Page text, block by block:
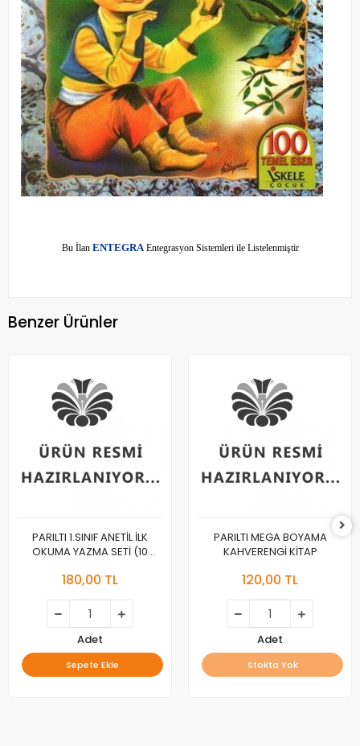
Bu İlan ENTEGRAEntegrasyon Sistemleri ile Listelenmiştir
Benzer Ürünler
PARILTI 1.SINIF ANETİL İLK
OKUMA YAZMA SETİ (10
180,00 TL
Adet
Sepete Ekle
PARILTI MEGA BOYAMA
KAHVERENGİ KİTAP
120,00 TL
Adet
Stokta Yok